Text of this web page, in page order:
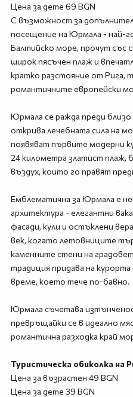
Цена за дете 69 BGN
С възможност за
посещение на Юрмала - най-
Балтийско море, прочут със
широк пясъчен плаж и
кратко разстояние от Рига,
романтичните европейски
Юрмала се ражда преди
открива лечебната сила на
появяват първите модерни
24 километра златист плаж,
въздух, които го правят
Емблематична за Юрмала е
архитектура - елегантни
фасади, кули и остъклени
век, когато летовниците
каменните стени на
традиция придава на
време, което тече по-бавно.
Юрмала съчетава
превръщайки се в идеално
романтична разходка край
Туристическа обиколка на
Цена за възрастен 49 BGN
Цена за дете 39 BGN